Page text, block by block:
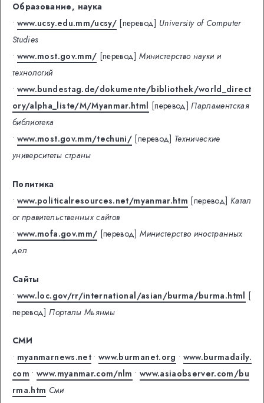
Образование, наука
• www.ucsy.edu.mm/ucsy/ [перевод] University of Computer
Studies
• www.most.gov.mm/ [перевод] Министерство науки и
технологий
• www.bundestag.de/dokumente/bibliothek/world_direct
ory/alpha_liste/M/Myanmar.html [перевод] Парламентская
библиотека
• www.most.gov.mm/techuni/ [перевод] Технические
университеты страны
Политика
• www.politicalresources.net/myanmar.htm [перевод] Катал
ог правительственных сайтов
• www.mofa.gov.mm/ [перевод] Министерство иностранных
дел
Сайты
• www.loc.gov/rr/international/asian/burma/burma.html [
перевод] Порталы Мьянмы
СМИ
• myanmarnews.net•www.burmanet.org • www.burmadaily.
com •www.myanmar.com/nlm • www.asiaobserver.com/bu
rma.htm Сми